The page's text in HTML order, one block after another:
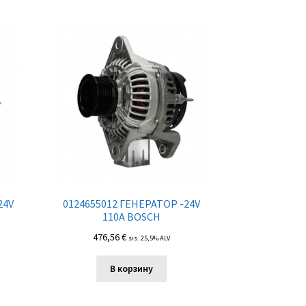
0124655012 ГЕНЕРАТОР -24V
110A BOSCH
476,56€ sis. 25,5% ALV
В корзину